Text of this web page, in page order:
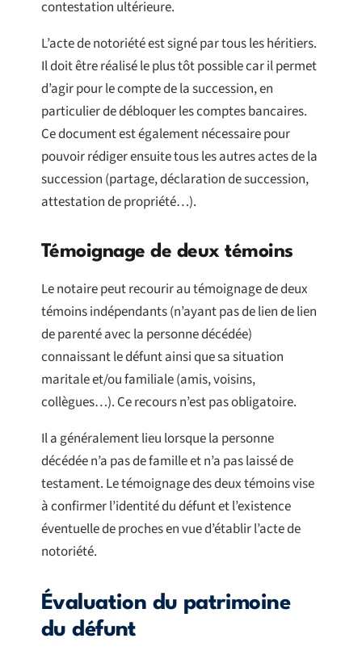
contestation ultérieure.
L’acte de notoriété est signé par tous les héritiers.
Il doit être réalisé le plus tôt possible car il permet
d’agir pour le compte de la succession, en
particulier de débloquer les comptes bancaires.
Ce document est également nécessaire pour
pouvoir rédiger ensuite tous les autres actes de la
succession (partage, déclaration de succession,
attestation de propriété…).
Témoignage de deux témoins
Le notaire peut recourir au témoignage de deux
témoins indépendants (n’ayant pas de lien de lien
de parenté avec la personne décédée)
connaissant le défunt ainsi que sa situation
maritale et/ou familiale (amis, voisins,
collègues…). Ce recours n’est pas obligatoire.
Il a généralement lieu lorsque la personne
décédée n’a pas de famille et n’a pas laissé de
testament. Le témoignage des deux témoins vise
à confirmer l’identité du défunt et l’existence
éventuelle de proches en vue d’établir l’acte de
notoriété.
Évaluation du patrimoine
du défunt